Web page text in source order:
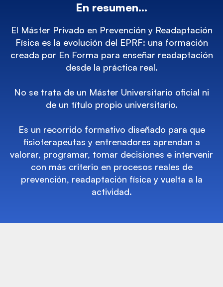
En resumen...
El Máster Privado en Prevención y Readaptación
Física es la evolución del EPRF: una formación
creada por En Forma para enseñar readaptación
desde la práctica real.
No se trata de un Máster Universitario oficial ni
de un título propio universitario.
Es un recorrido formativo diseñado para que
fisioterapeutas y entrenadores aprendan a
valorar, programar, tomar decisiones e intervenir
con más criterio en procesos reales de
prevención, readaptación física y vuelta a la
actividad.